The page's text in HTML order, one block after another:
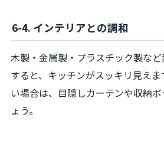
6-4. インテリアとの調和
木製・金属製・プラスチック製な
すると、キッチンがスッキリ見え
い場合は、目隠しカーテンや収納
ょう。